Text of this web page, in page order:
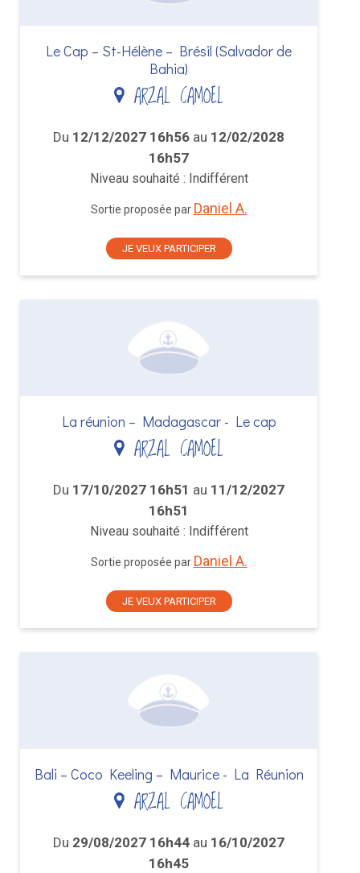
Le Cap – St-Hélène – Brésil (Salvador de
Bahia)
ARZAL CAMOEL
Du 12/12/2027 16h56 au 12/02/2028
16h57
Niveau souhaité : Indifférent
Sortie proposée par Daniel A.
JE VEUX PARTICIPER
La réunion – Madagascar - Le cap
ARZAL CAMOEL
Du 17/10/2027 16h51 au 11/12/2027
16h51
Niveau souhaité : Indifférent
Sortie proposée par Daniel A.
JE VEUX PARTICIPER
Bali – Coco Keeling – Maurice - La Réunion
ARZAL CAMOEL
Du 29/08/2027 16h44 au 16/10/2027
16h45